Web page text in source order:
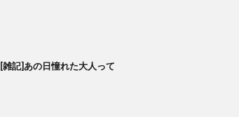
[雑記]あの日憧れた大人って